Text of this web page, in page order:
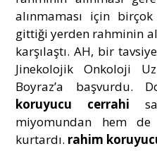
alınmaması için
gittiği yerden rahminin
karşılaştı. AH, bir
Jinekolojik Onkoloji
Boyraz’a başvurdu.
koruyucu cerrahi
miyomundan hem de
kurtardı. rahim